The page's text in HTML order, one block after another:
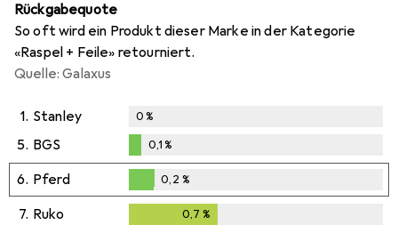
Rückgabequote
So oft wird ein Produkt dieser Marke in der Kategorie
«Raspel + Feile» retourniert.
Quelle: Galaxus
1. Stanley 0%
5. BGS
0,1%
0,1%
6. Pferd
0,2%
0,2 %
7. Ruko 0,7 %